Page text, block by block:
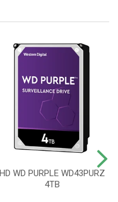
HD WD PURPLE WD43PURZ
4TB